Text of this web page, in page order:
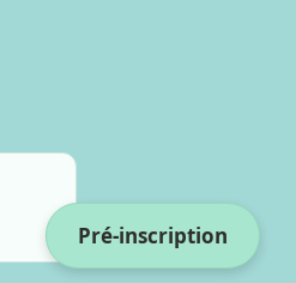
Pré-inscription